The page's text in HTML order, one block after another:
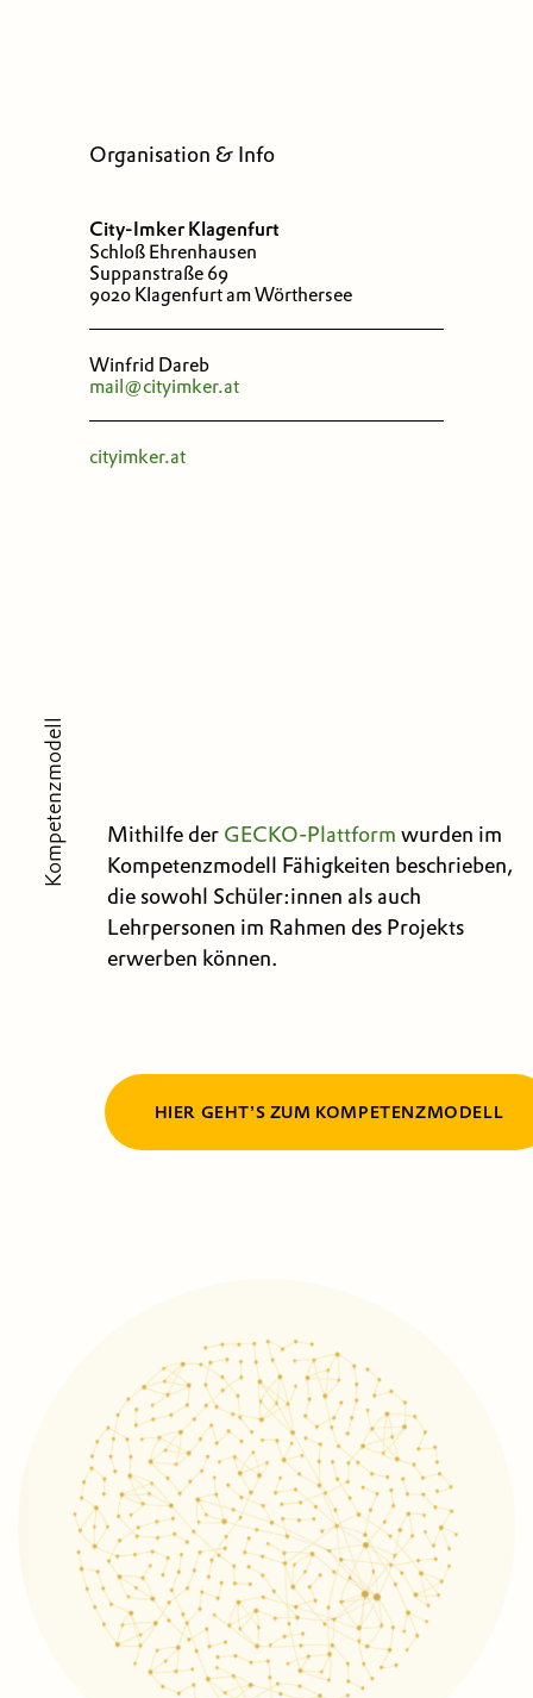
Organisation & Info
City-Imker Klagenfurt
Schloß Ehrenhausen
Suppanstraße 69
9020 Klagenfurt am Wörthersee
Winfrid Dareb
mail@cityimker.at
cityimker.at
Kompetenzmodell Mithilfe der GECKO-Plattform wurden im
Kompetenzmodell Fähigkeiten beschrieben,
die sowohl Schüler:innen als auch
Lehrpersonen im Rahmen des Projekts
erwerben können.
HIER GEHTʼS ZUM KOMPETENZMODELL